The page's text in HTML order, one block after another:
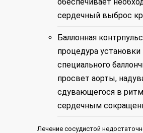
сердечный выброс
Баллонная
процедура установки
специального
просвет аорты,
сдувающегося в ритм
сердечным
Лечение сосудистой